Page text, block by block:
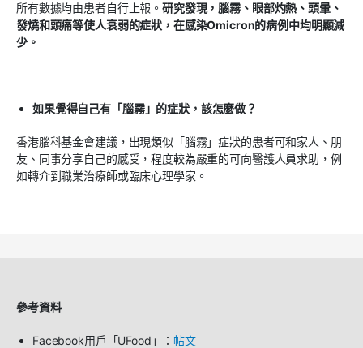
所有數據均由患者自行上報。研究發現，腦霧、眼部灼熱、頭暈、
發燒和頭痛等使人衰弱的症狀，在感染Omicron的病例中均明顯減
少。
如果覺得自己有「腦霧」的症狀，該怎麼做？
香港腦科基金會建議，出現類似「腦霧」症狀的患者可和家人、朋
友、同事分享自己的感受，程度較為嚴重的可向醫護人員求助，例
如轉介到職業治療師或臨床心理學家。
參考資料
Facebook用戶「UFood 」： 帖文